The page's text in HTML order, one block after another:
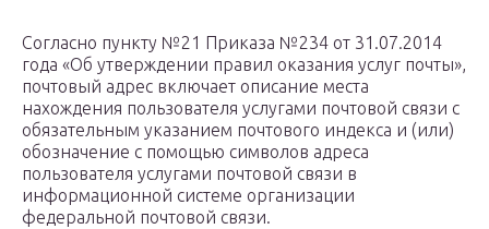
Согласно пункту №21 Приказа №234 от 31.07.2014
года «Об утверждении правил оказания услуг почты»,
почтовый адрес включает описание места
нахождения пользователя услугами почтовой связи с
обязательным указанием почтового индекса и (или)
обозначение с помощью символов адреса
пользователя услугами почтовой связи в
информационной системе организации
федеральной почтовой связи.